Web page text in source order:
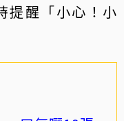
提醒「小心！小